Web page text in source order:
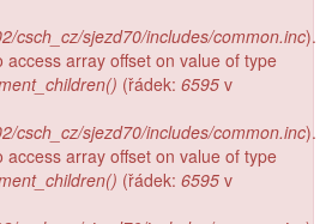
csch_cz/sjezd70/includes/common.inc).
access array offset on value of type
(řádek: 6595 v
csch_cz/sjezd70/includes/common.inc).
access array offset on value of type
(řádek: 6595 v